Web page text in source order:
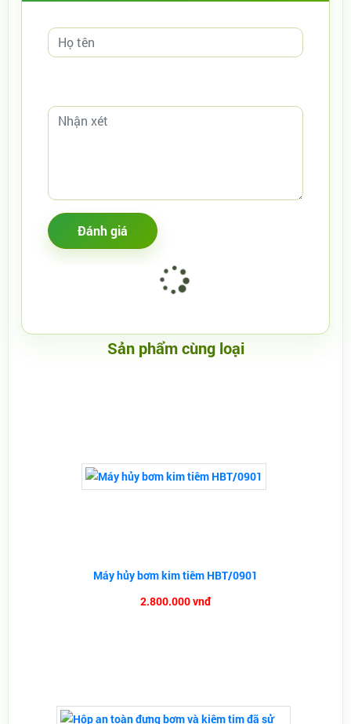
Sản phẩm cùng loại
Máy hủy bơm kim tiêm HBT/0901
2.800.000 vnđ